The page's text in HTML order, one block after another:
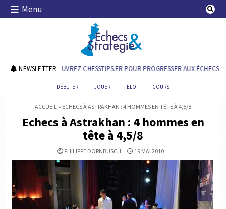
Skip
Menu
Echecs & Stratégie
NEWSLETTERDÉCOUVREZ CHESSTIPS.FR POUR PROGRESSER AUX ÉCHECS !
DÉBUTER JOUER ELO COURS
ACCUEIL » ECHECS À ASTRAKHAN : 4 HOMMES EN TÊTE À 4,5/8
Echecs à Astrakhan : 4 hommes en
tête à 4,5/8
PHILIPPE DORNBUSCH 19 MAI 2010